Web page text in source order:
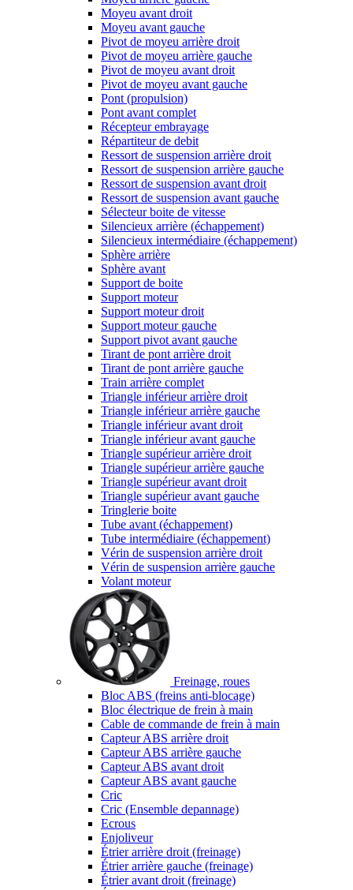
Moyeu avant droit
Moyeu avant gauche
Pivot de moyeu arrière droit
Pivot de moyeu arrière gauche
Pivot de moyeu avant droit
Pivot de moyeu avant gauche
Pont (propulsion)
Pont avant complet
Récepteur embrayage
Répartiteur de debit
Ressort de suspension arrière droit
Ressort de suspension arrière gauche
Ressort de suspension avant droit
Ressort de suspension avant gauche
Sélecteur boite de vitesse
Silencieux arrière (échappement)
Silencieux intermédiaire (échappement)
Sphère arrière
Sphère avant
Support de boite
Support moteur
Support moteur droit
Support moteur gauche
Support pivot avant gauche
Tirant de pont arrière droit
Tirant de pont arrière gauche
Train arrière complet
Triangle inférieur arrière droit
Triangle inférieur arrière gauche
Triangle inférieur avant droit
Triangle inférieur avant gauche
Triangle supérieur arrière droit
Triangle supérieur arrière gauche
Triangle supérieur avant droit
Triangle supérieur avant gauche
Tringlerie boite
Tube avant (échappement)
Tube intermédiaire (échappement)
Vérin de suspension arrière droit
Vérin de suspension arrière gauche
Volant moteur
Freinage, roues
Bloc ABS (freins anti-blocage)
Bloc électrique de frein à main
Cable de commande de frein à main
Capteur ABS arrière droit
Capteur ABS arrière gauche
Capteur ABS avant droit
Capteur ABS avant gauche
Cric
Cric (Ensemble depannage)
Ecrous
Enjoliveur
Étrier arrière droit (freinage)
Étrier arrière gauche (freinage)
Étrier avant droit (freinage)